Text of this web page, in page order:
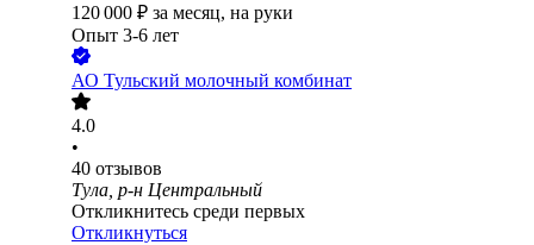
120 000 ₽ за месяц, на руки
Опыт 3-6 лет
АО Тульский молочный комбинат
4.0
•
40 отзывов
Тула, р-н Центральный
Откликнитесь среди первых
Откликнуться